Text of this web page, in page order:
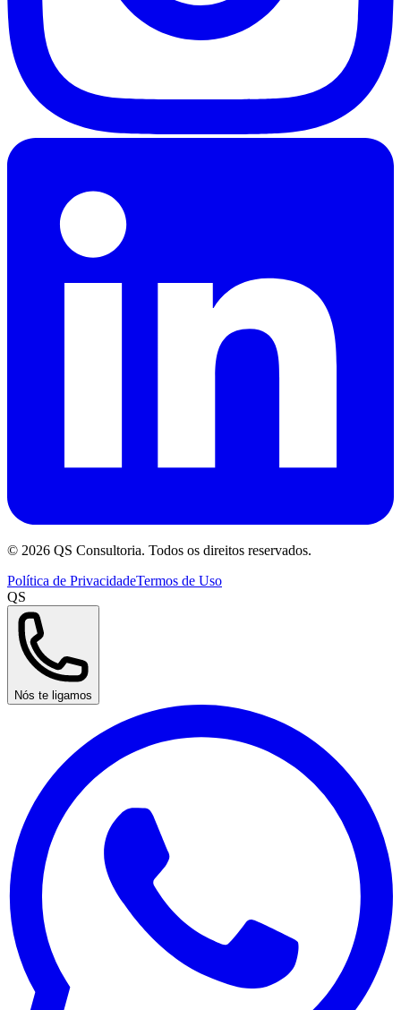
© 2026 QS Consultoria. Todos os direitos reservados.
Política de PrivacidadeTermos de Uso
QS
Nós te ligamos